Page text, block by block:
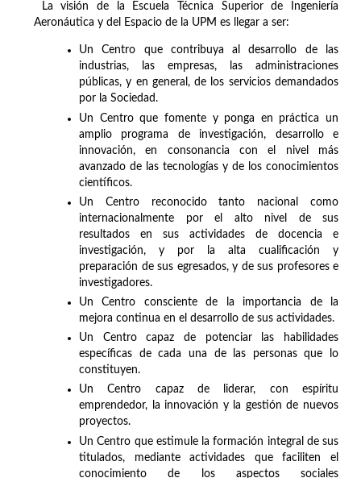
La visión de la Escuela Técnica Superior de Ingeniería
Aeronáutica y del Espacio de la UPM es llegar a ser:
Un Centro que contribuya al desarrollo de las
industrias, las empresas, las administraciones
públicas, y en general, de los servicios demandados
por la Sociedad.
Un Centro que fomente y ponga en práctica un
amplio programa de investigación, desarrollo e
innovación, en consonancia con el nivel más
avanzado de las tecnologías y de los conocimientos
científicos.
Un Centro reconocido tanto nacional como
internacionalmente por el alto nivel de sus
resultados en sus actividades de docencia e
investigación, y por la alta cualificación y
preparación de sus egresados, y de sus profesores e
investigadores.
Un Centro consciente de la importancia de la
mejora continua en el desarrollo de sus actividades.
Un Centro capaz de potenciar las habilidades
específicas de cada una de las personas que lo
constituyen.
Un Centro capaz de liderar, con espíritu
emprendedor, la innovación y la gestión de nuevos
proyectos.
Un Centro que estimule la formación integral de sus
titulados, mediante actividades que faciliten el
conocimiento de los aspectos sociales